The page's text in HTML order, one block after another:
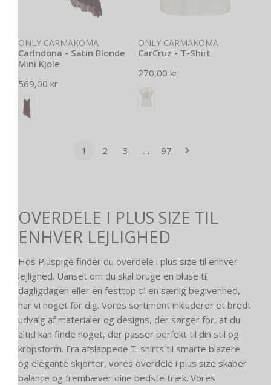
Vælg muligheder
ONLY CARMAKOMA
CarIndona - Satin Blonde
Mini Kjole
Normal
pris
569,00 kr
Vælg muligheder
ONLY CARMAKOMA
CarCruz - T-Shirt
Normal
270,00 kr
1 2 3 … 97
OVERDELE I PLUS SIZE TIL
ENHVER LEJLIGHED
Hos Pluspige finder du overdele i plus size til enhver
lejlighed. Uanset om du skal bruge en bluse til
dagligdagen eller en festtop til en særlig begivenhed,
har vi noget for dig. Vores sortiment inkluderer et bredt
udvalg af materialer og designs, der sørger for, at du
altid kan finde noget, der passer perfekt til din stil og
kropsform. Fra afslappede T-shirts til smarte blazere
og elegante skjorter, vores overdele i plus size skaber
balance og fremhæver dine bedste træk. Vores